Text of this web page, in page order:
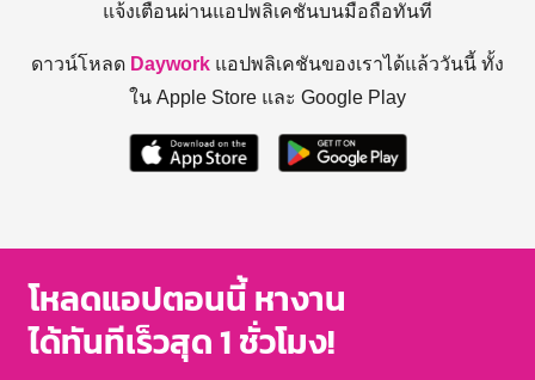
แจ้งเตือนผ่านแอปพลิเคชันบนมือถือทันที
ดาวน์โหลด Daywork แอปพลิเคชันของเราได้แล้ววันนี้ ทั้ง
ใน Apple Store และ Google Play
โหลดแอปตอนนี้ หางาน
ได้ทันทีเร็วสุด 1 ชั่วโมง!